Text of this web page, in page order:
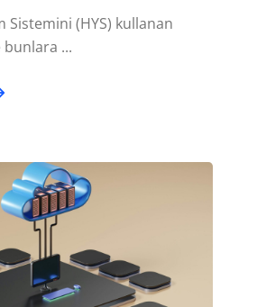
Sistemini (HYS) kullanan
...